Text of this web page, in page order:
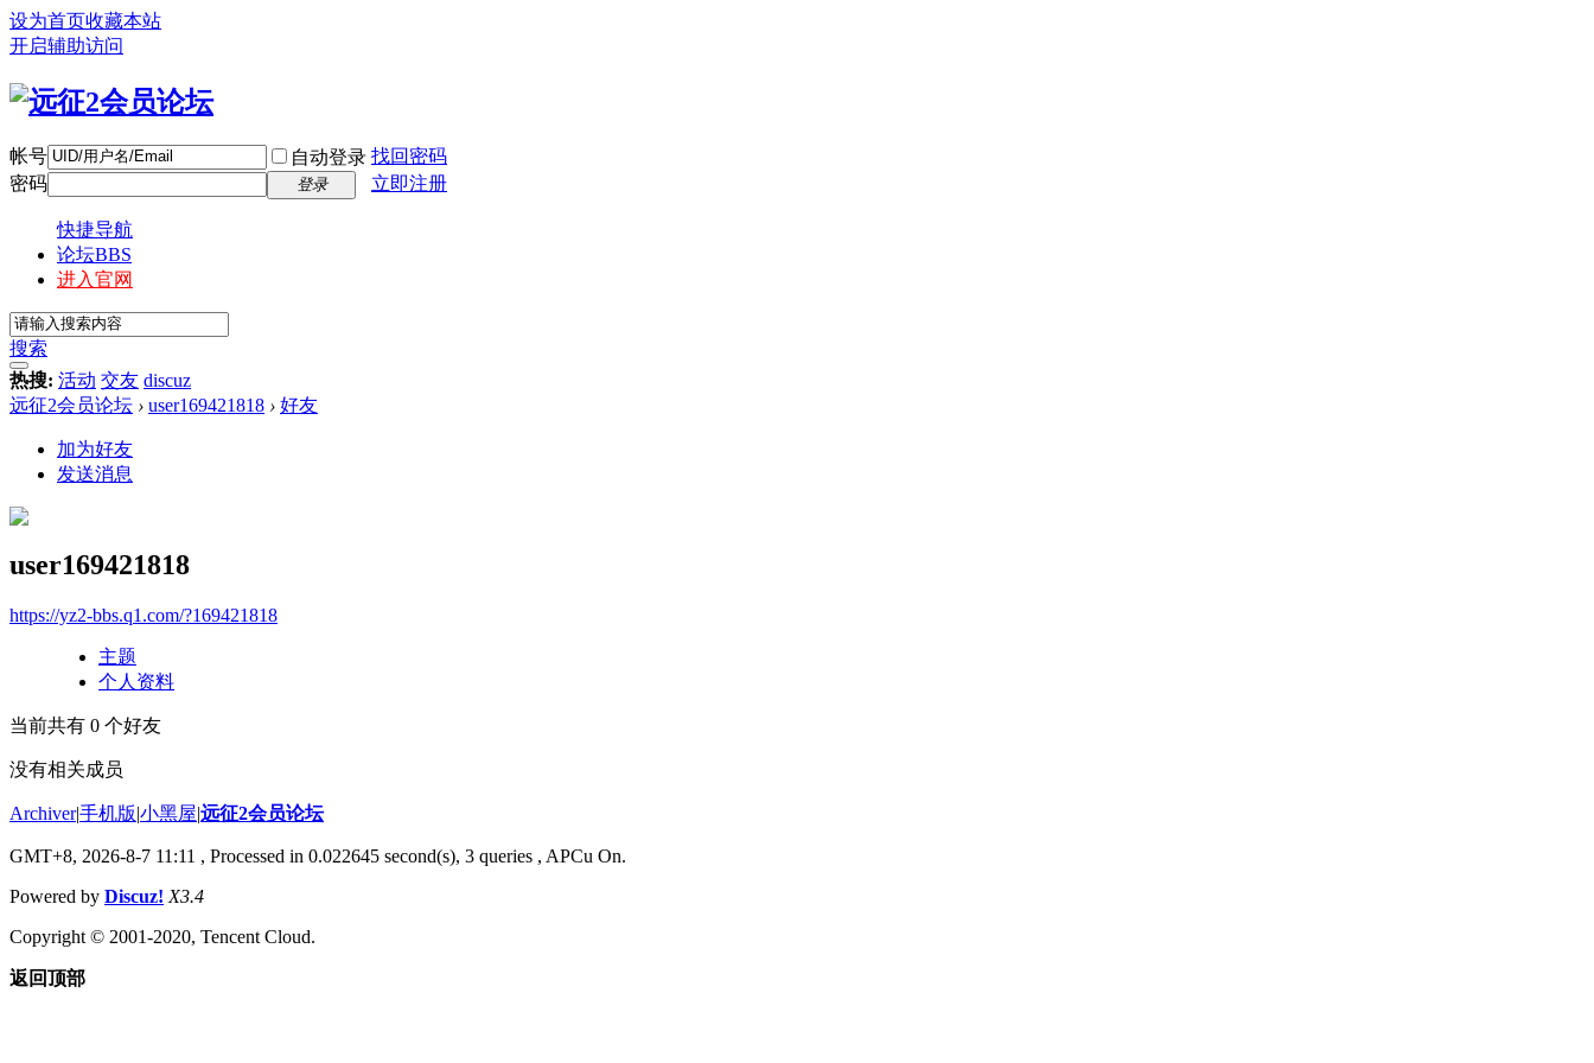
设为首页收藏本站
开启辅助访问
帐号 自动登录 找回密码
密码
登录 立即注册
快捷导航
论坛BBS
进入官网
搜索
热搜: 活动 交友 discuz
远征2会员论坛 › user169421818 › 好友
加为好友
发送消息
user169421818
https://yz2-bbs.q1.com/?169421818
主题
个人资料
当前共有 0 个好友
没有相关成员
Archiver|手机版|小黑屋|远征2会员论坛
GMT+8, 2026-8-7 11:11 , Processed in 0.022645 second(s), 3 queries , APCu On.
Powered by Discuz! X3.4
Copyright © 2001-2020, Tencent Cloud.
返回顶部